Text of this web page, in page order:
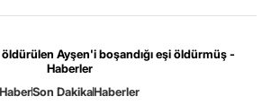
öldürülen Ayşen'i boşandığı eşi öldürmüş -
Haberler
HaberSon DakikaHaberler